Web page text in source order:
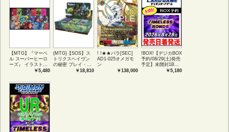
【MTG】『マーベ
ル スーパーヒーロ
ーズ』 イラストコ
レクション 54種コ
アートカード(JPN)
￥5,480
(MTG)【SOS】ス
トリクスヘイヴン
の秘密 プレイ・ブ
ースター1BOX日本
￥18,810
! !★★パラ[SEC]
AD1-025オメガモ
ン
￥138,000
!BOX!【デジカBOX
予約/08/29(土)発売
予定】未開封1BOX
￥5,180